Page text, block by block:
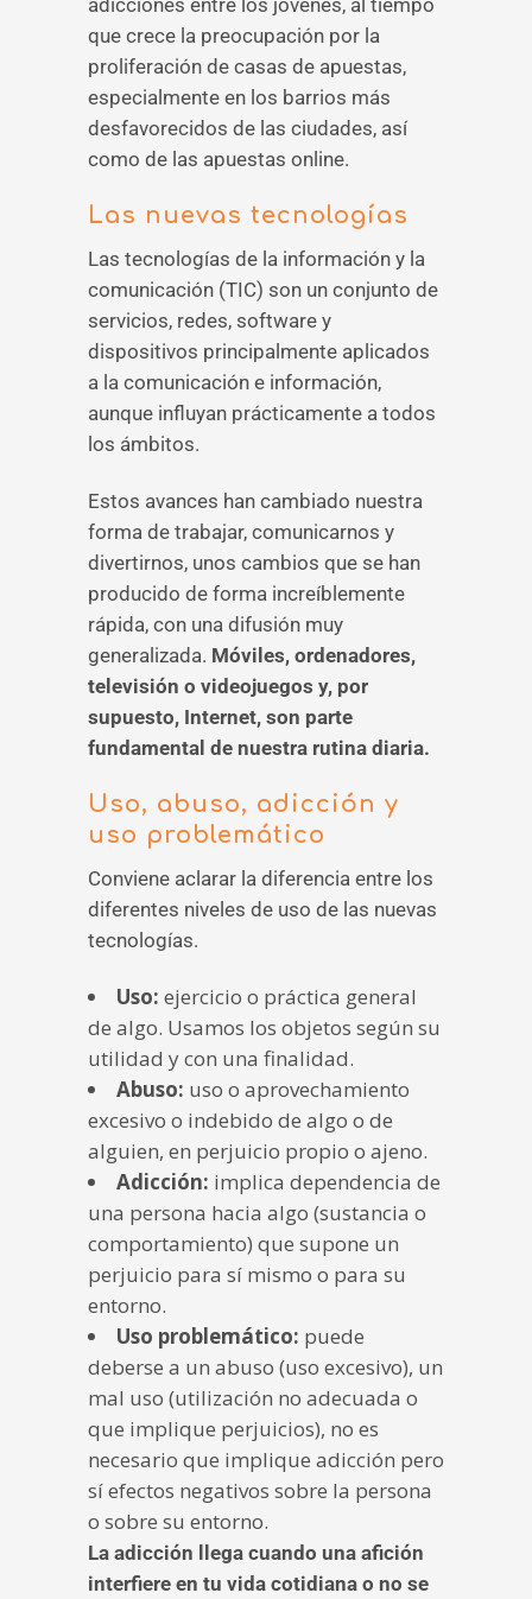
que crece la preocupación por la
proliferación de casas de apuestas,
especialmente en los barrios más
desfavorecidos de las ciudades, así
como de las apuestas online.
Las nuevas tecnologías
Las tecnologías de la información y la
comunicación (TIC) son un conjunto de
servicios, redes, software y
dispositivos principalmente aplicados
a la comunicación e información,
aunque influyan prácticamente a todos
los ámbitos.
Estos avances han cambiado nuestra
forma de trabajar, comunicarnos y
divertirnos, unos cambios que se han
producido de forma increíblemente
rápida, con una difusión muy
generalizada. Móviles, ordenadores,
televisión o videojuegos y, por
supuesto, Internet, son parte
fundamental de nuestra rutina diaria.
Uso, abuso, adicción y
uso problemático
Conviene aclarar la diferencia entre los
diferentes niveles de uso de las nuevas
tecnologías.
Uso: ejercicio o práctica general
de algo. Usamos los objetos según su
utilidad y con una finalidad.
Abuso: uso o aprovechamiento
excesivo o indebido de algo o de
alguien, en perjuicio propio o ajeno.
Adicción: implica dependencia de
una persona hacia algo (sustancia o
comportamiento) que supone un
perjuicio para sí mismo o para su
entorno.
Uso problemático: puede
deberse a un abuso (uso excesivo), un
mal uso (utilización no adecuada o
que implique perjuicios), no es
necesario que implique adicción pero
sí efectos negativos sobre la persona
o sobre su entorno.
La adicción llega cuando una afición
interfiere en tu vida cotidiana o no se